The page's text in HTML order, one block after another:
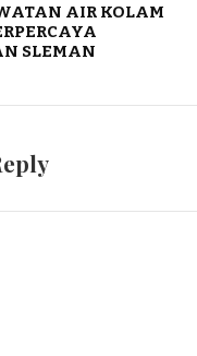
AIR KOLAM
SLEMAN